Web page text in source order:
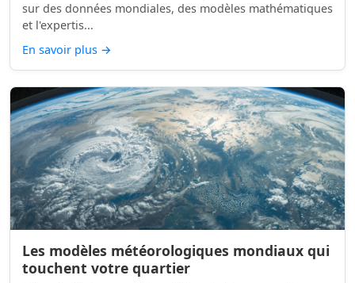
sur des données mondiales, des modèles mathématiques
et l'expertis...
En savoir plus →
Les modèles météorologiques mondiaux qui
touchent votre quartier